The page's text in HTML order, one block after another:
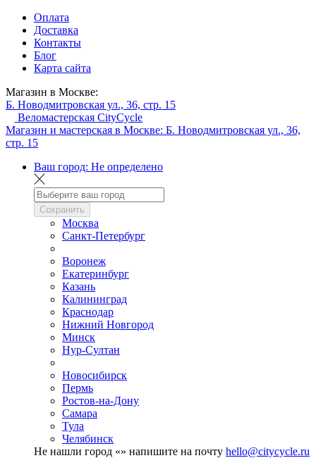
Оплата
Доставка
Контакты
Блог
Карта сайта
Магазин в Москве:
Б. Новодмитровская ул., 36, стр. 15
Веломастерская CityCycle
Магазин и мастерская в Москве: Б. Новодмитровская ул., 36,
стр. 15
Ваш город: Не определено
Сохранить
Москва
Санкт-Петербург
Воронеж
Екатеринбург
Казань
Калининград
Краснодар
Нижний Новгород
Минск
Нур-Султан
Новосибирск
Пермь
Ростов-на-Дону
Самара
Тула
Челябинск
Не нашли город «» напишите на почту hello@citycycle.ru